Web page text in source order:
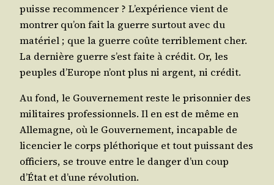
puisse recom­men­cer ? L’expérience vient de
mon­trer qu’on fait la guerre sur­tout avec du
maté­riel ; que la guerre coûte ter­ri­ble­ment cher.
La der­nière guerre s’est faite à cré­dit. Or, les
peuples d’Europe n’ont plus ni argent, ni crédit.
Au fond, le Gou­ver­ne­ment reste le pri­son­nier des
mili­taires pro­fes­sion­nels. Il en est de même en
Alle­magne, où le Gou­ver­ne­ment, inca­pable de
licen­cier le corps plé­tho­rique et tout puis­sant des
offi­ciers, se trouve entre le dan­ger d’un coup
d’État et d’une révolution.